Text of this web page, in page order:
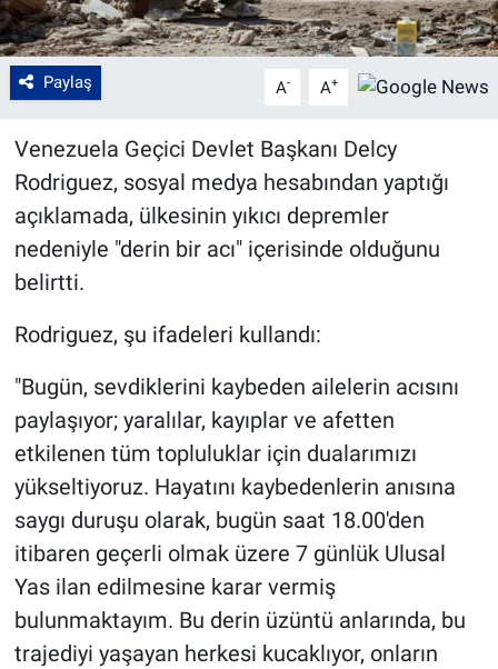
Paylaş A- A+
Venezuela Geçici Devlet Başkanı Delcy
Rodriguez, sosyal medya hesabından yaptığı
açıklamada, ülkesinin yıkıcı depremler
nedeniyle "derin bir acı" içerisinde olduğunu
belirtti.
Rodriguez, şu ifadeleri kullandı:
"Bugün, sevdiklerini kaybeden ailelerin acısını
paylaşıyor; yaralılar, kayıplar ve afetten
etkilenen tüm topluluklar için dualarımızı
yükseltiyoruz. Hayatını kaybedenlerin anısına
saygı duruşu olarak, bugün saat 18.00'den
itibaren geçerli olmak üzere 7 günlük Ulusal
Yas ilan edilmesine karar vermiş
bulunmaktayım. Bu derin üzüntü anlarında, bu
trajediyi yaşayan herkesi kucaklıyor, onların